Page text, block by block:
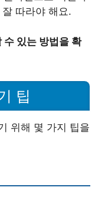
따라야 해요.
수 있는 방법을 확
팁
위해 몇 가지 팁을